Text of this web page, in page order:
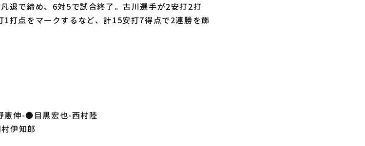
退で締め、6対5で試合終了。古川選手が2安打2打
打点をマークするなど、計15安打7得点で2連勝を飾
憲伸-●目黒宏也-西村陸
伊知郎